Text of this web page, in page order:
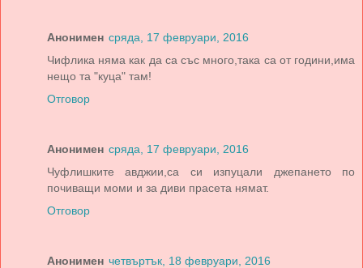
Анонимен сряда, 17 февруари, 2016
Чифлика няма как да са със много,така са от години,има
нещо та "куца" там!
Отговор
Анонимен сряда, 17 февруари, 2016
Чуфлишките авджии,са си изпуцали джепането по
почиващи моми и за диви прасета нямат.
Отговор
Анонимен четвъртък, 18 февруари, 2016